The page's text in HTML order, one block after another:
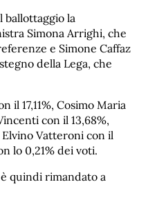
ballottaggio la
Simona Arrighi, che
e Simone Caffaz
della Lega, che
il 17,11%, Cosimo Maria
con il 13,68%,
Vatteroni con il
lo 0,21% dei voti.
quindi rimandato a